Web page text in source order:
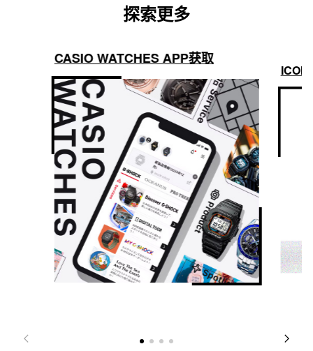
探索更多
CASIO WATCHES APP获取